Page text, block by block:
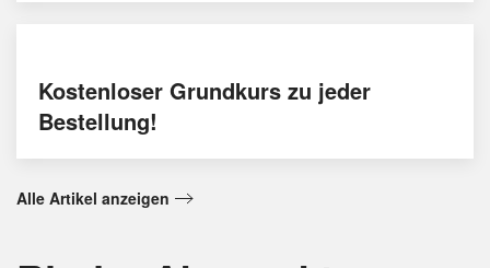
Kostenloser Grundkurs zu jeder
Bestellung!
Alle Artikel anzeigen